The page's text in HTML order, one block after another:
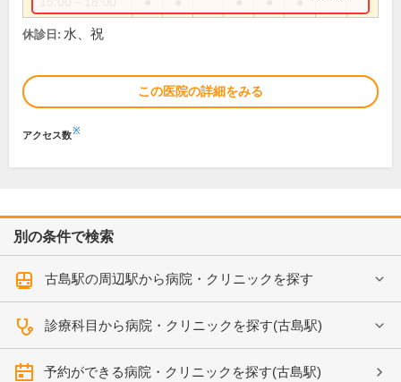
休診日: 水、祝
この医院の詳細をみる
アクセス数※
別の条件で検索
古島駅の周辺駅から病院・クリニックを探す
診療科目から病院・クリニックを探す(古島駅)
予約ができる病院・クリニックを探す(古島駅)